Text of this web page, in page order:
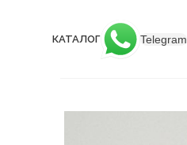
КАТАЛОГ Telegram